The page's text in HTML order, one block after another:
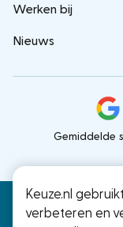
Keuze.nl
verbeteren en
Werken bij
Nieuws
Gemiddelde
Keuze.nl B.V.